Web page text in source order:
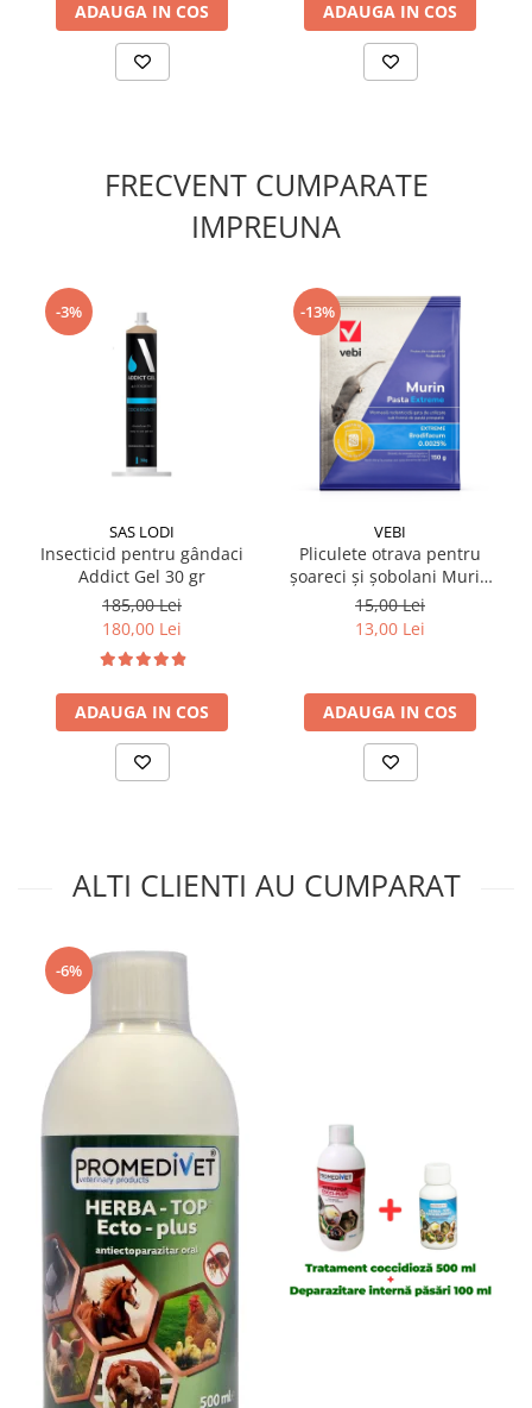
ADAUGA IN COS ADAUGA IN COS
FRECVENT CUMPARATE
IMPREUNA
-3%
SAS LODI
Insecticid pentru gândaci
Addict Gel 30 gr
185,00 Lei
180,00 Lei
ADAUGA IN COS
-13%
VEBI
Pliculete otrava pentru
șoareci și șobolani Murin
150 g
15,00 Lei
13,00 Lei
ADAUGA IN COS
ALTI CLIENTI AU CUMPARAT
-6%